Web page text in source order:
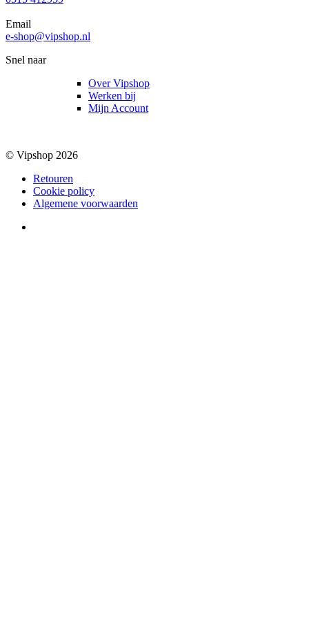
Email
e-shop@vipshop.nl
Snel naar
Over Vipshop
Werken bij
Mijn Account
© Vipshop 2026
Retouren
Cookie policy
Algemene voorwaarden